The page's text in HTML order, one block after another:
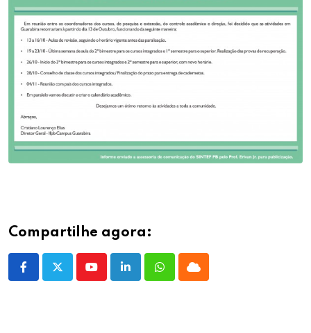
Compartilhe agora:
YoutubeLinkedInWhatsappCloud